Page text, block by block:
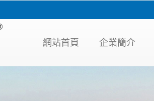
網站首頁 企業簡介